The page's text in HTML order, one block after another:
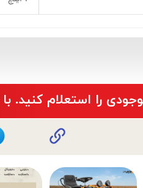
را استعلام کنید.